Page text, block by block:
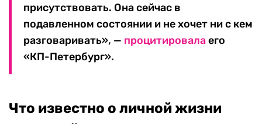
присутствовать. Она сейчас в
подавленном состоянии и не хочет ни с кем
разговаривать», — процитировалаего
«КП-Петербург».
Что известно о личной жизни